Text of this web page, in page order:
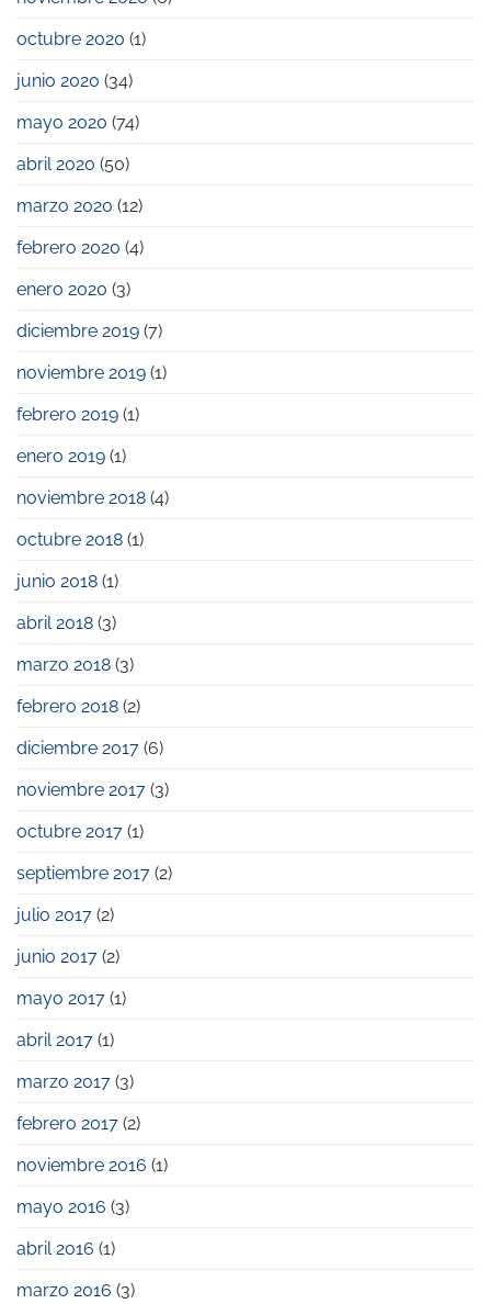
octubre 2020 (1)
junio 2020 (34)
mayo 2020 (74)
abril 2020 (50)
marzo 2020 (12)
febrero 2020 (4)
enero 2020 (3)
diciembre 2019 (7)
noviembre 2019 (1)
febrero 2019 (1)
enero 2019 (1)
noviembre 2018 (4)
octubre 2018 (1)
junio 2018 (1)
abril 2018 (3)
marzo 2018 (3)
febrero 2018 (2)
diciembre 2017 (6)
noviembre 2017 (3)
octubre 2017 (1)
septiembre 2017 (2)
julio 2017 (2)
junio 2017 (2)
mayo 2017 (1)
abril 2017 (1)
marzo 2017 (3)
febrero 2017 (2)
noviembre 2016 (1)
mayo 2016 (3)
abril 2016 (1)
marzo 2016 (3)